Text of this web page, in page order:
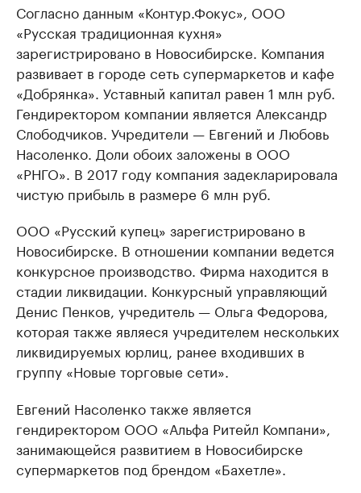
Согласно данным «Контур.Фокус», ООО
«Русская традиционная кухня»
зарегистрировано в Новосибирске. Компания
развивает в городе сеть супермаркетов и кафе
«Добрянка». Уставный капитал равен 1 млн руб.
Гендиректором компании является Александр
Слободчиков. Учредители — Евгений и Любовь
Насоленко. Доли обоих заложены в ООО
«РНГО». В 2017 году компания задекларировала
чистую прибыль в размере 6 млн руб.
ООО «Русский купец» зарегистрировано в
Новосибирске. В отношении компании ведется
конкурсное производство. Фирма находится в
стадии ликвидации. Конкурсный управляющий
Денис Пенков, учредитель — Ольга Федорова,
которая также являеся учредителем нескольких
ликвидируемых юрлиц, ранее входивших в
группу «Новые торговые сети».
Евгений Насоленко также является
гендиректором ООО «Альфа Ритейл Компани»,
занимающейся развитием в Новосибирске
супермаркетов под брендом «Бахетле».